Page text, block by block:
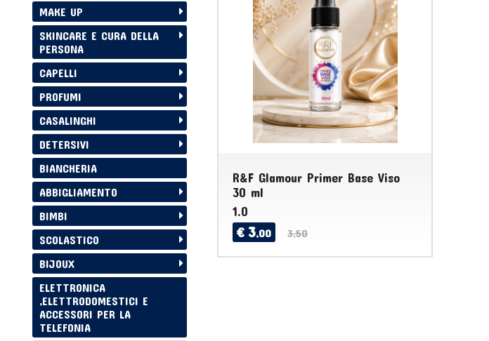
R&F Glamour Primer Base Viso
30 ml
1.0
€ 3,00 3,50
MAKE UP
SKINCARE E CURA DELLA
PERSONA
CAPELLI
PROFUMI
CASALINGHI
DETERSIVI
BIANCHERIA
ABBIGLIAMENTO
BIMBI
SCOLASTICO
BIJOUX
ELETTRONICA
,ELETTRODOMESTICI E
ACCESSORI PER LA
TELEFONIA